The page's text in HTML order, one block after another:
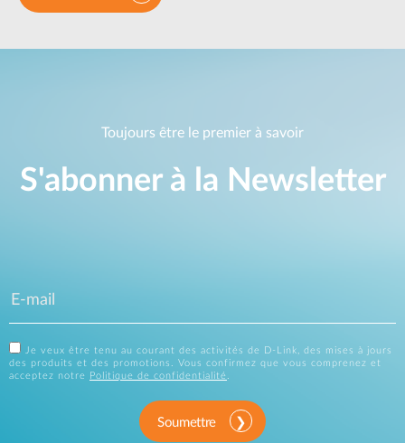
Toujours être le premier à savoir
S'abonner à la Newsletter
Je veux être tenu au courant des activités de D-Link, des mises à jours
des produits et des promotions. Vous confirmez que vous comprenez et
acceptez notre
Politique de confidentialité
Soumettre